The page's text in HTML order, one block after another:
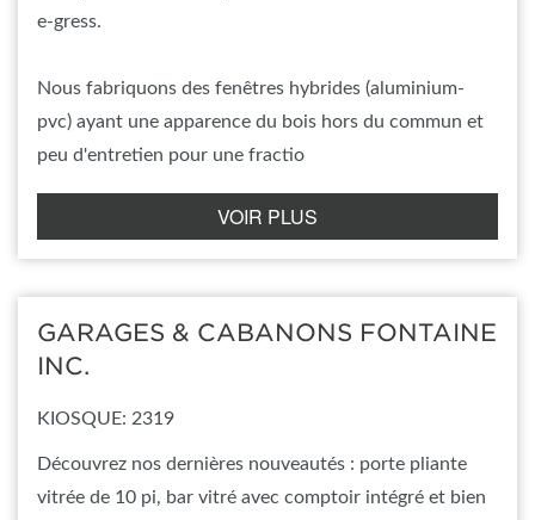
e-gress.
Nous fabriquons des fenêtres hybrides (aluminium-
pvc) ayant une apparence du bois hors du commun et
peu d'entretien pour une fractio
VOIR PLUS
GARAGES & CABANONS FONTAINE
INC.
KIOSQUE: 2319
Découvrez nos dernières nouveautés : porte pliante
vitrée de 10 pi, bar vitré avec comptoir intégré et bien